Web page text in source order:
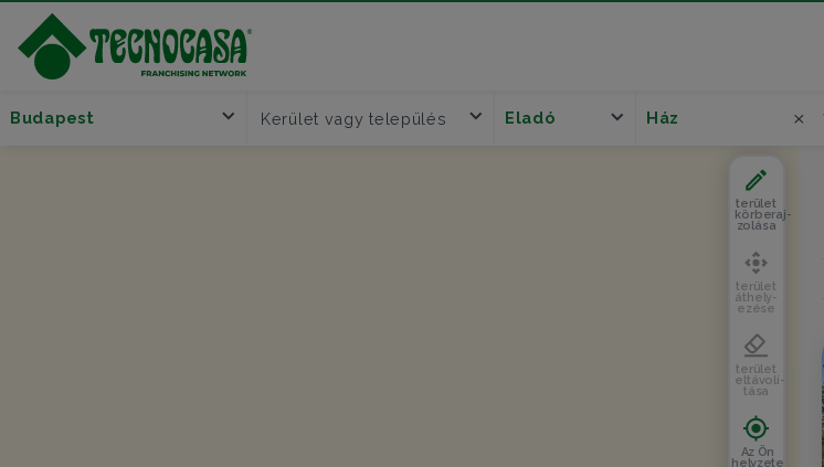
Budapest Kerület vagy település Eladó Ház
terület
körberaj-
zolása
terület
áthely-
ezése
terület
eltávolí-
tása
Az Ön
helyzete